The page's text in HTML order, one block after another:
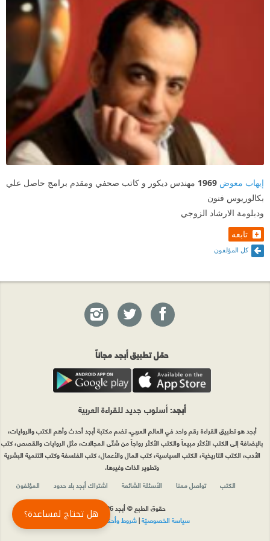
إيهاب معوض 1969 مهندس ديكور و كاتب صحفي ومقدم برامج حاصل علي
بكالوريوس فنون
ودبلومة الارشاد الزوجي
تابعه
كل المؤلفون
حمّل تطبيق أبجد مجاناً
أبجد: أسلوب جديد للقراءة العربية
أبجد هو تطبيق القراءة رقم واحد في العالم العربي. تضم مكتبة أبجد أحدث وأهم الكتب والروايات،
بالإضافة إلى الكتب الأكثر مبيعاً والكتب الأكثر رواجاً من شتّى المجالات، مثل الروايات والقصص، كتب
الأدب، الكتب التاريخية، الكتب السياسية، كتب المال والأعمال، كتب الفلسفة وكتب التنمية البشرية
وتطوير الذات وغيرها.
الكتب
تواصل معنا الأسئلة الشائعة اشتراك أبجد بلا حدود
المؤلفون
حقوق الطبع © أبجد 2026
سياسة الخصوصيّة|شروط وأحكام الاستخدامهل تحتاج لمساعدة؟